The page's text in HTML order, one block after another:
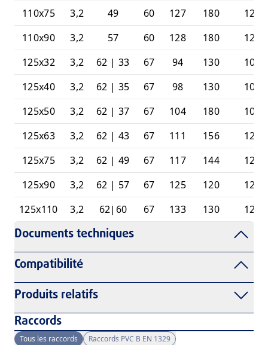
110x75
3,2 49 60 127 180
12
110x90
3,2 57 60 128 180
12
125x32
3,2 62 | 33 67 94 130
10
125x40
3,2 62 | 35 67 98 130
10
125x50
3,2 62 | 37 67 104 180
10
125x63
3,2 62 | 43 67 111 156
12
125x75
3,2 62 | 49 67 117 144
12
125x90
3,2 62 | 57 67 125 120
12
125x110
3,2 62|60 67 133 130 12
Documents techniques
Compatibilité
Produits relatifs
Raccords
Tous les raccords
Raccords PVC B EN 1329